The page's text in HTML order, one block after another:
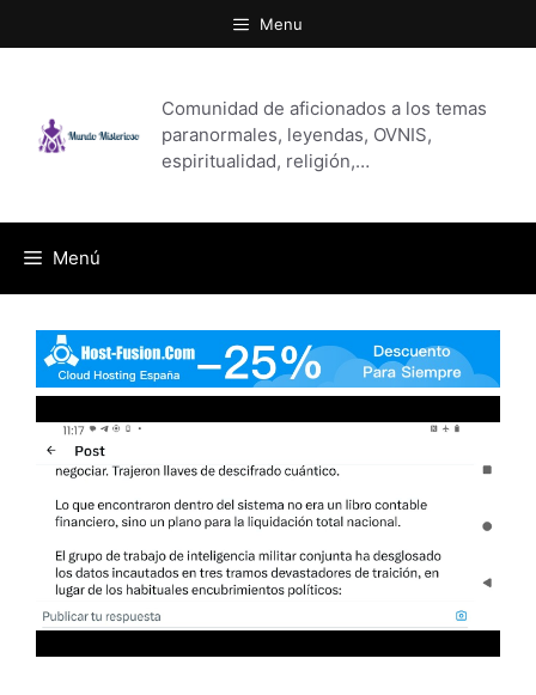
al
Menu
Comunidad de aficionados a los temas
paranormales, leyendas, OVNIS,
espiritualidad, religión,…
Menú